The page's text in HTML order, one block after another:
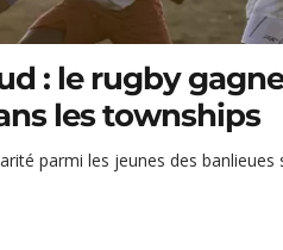
: le rugby
les townships
parmi les jeunes des banlieues